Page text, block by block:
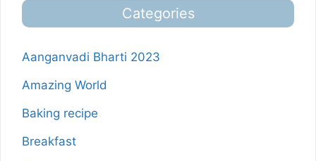
Categories
Aanganvadi Bharti 2023
Amazing World
Baking recipe
Breakfast